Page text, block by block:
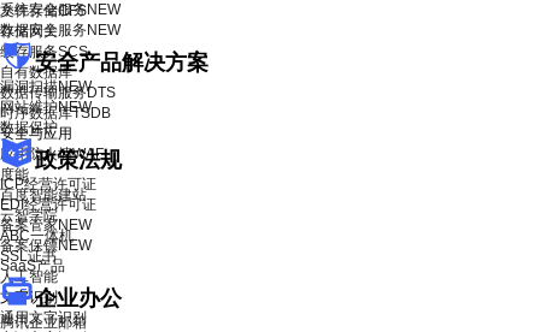
系统安全服务NEW
数据安全服务 NEW
安全产品解决方案
漏洞扫描NEW
网站维护NEW
数据保护
政策法规
ICP经营许可证
EDI经营许可证
备案管家NEW
备案保镖NEW
SaaS产品
企业办公
腾讯企业邮箱
文件存储CFS
存储网关
缓存服务SCS
自有数据库
数据传输服务DTS
时序数据库TSDB
安全与应用
应用防火墙WAF
度能
百度智能建站
云智学院
ABC一体机
SSL证书
人工智能
文字识别
通用文字识别